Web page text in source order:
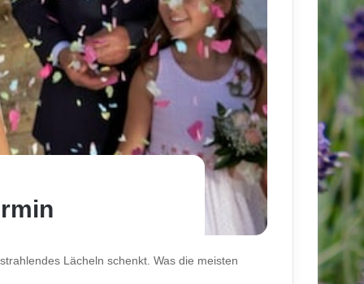
Lächeln schenkt. Was die meisten